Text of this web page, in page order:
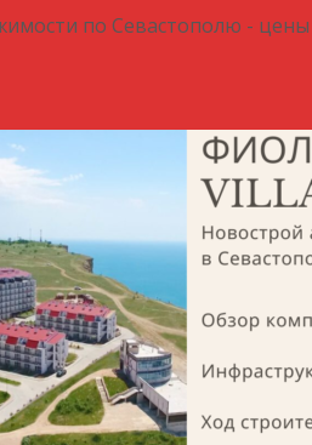
по Севастополю -